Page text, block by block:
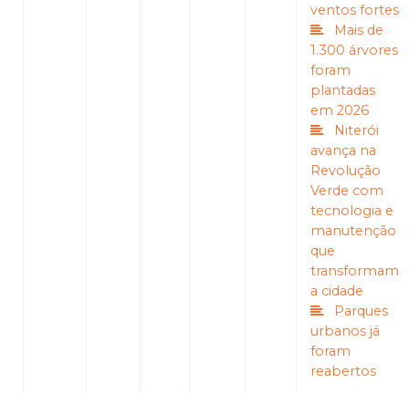
ventos fortes
Mais de
1.300 árvores
foram
plantadas
em 2026
Niterói
avança na
Revolução
Verde com
tecnologia e
manutenção
que
transformam
a cidade
Parques
urbanos já
foram
reabertos